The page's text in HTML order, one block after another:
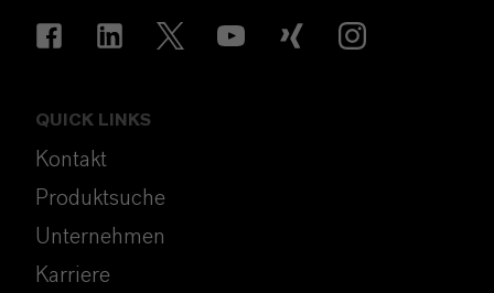
QUICK LINKS
Kontakt
Produktsuche
Unternehmen
Karriere